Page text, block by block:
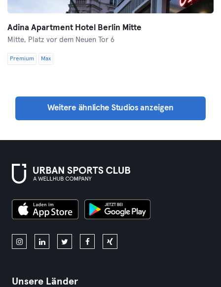
Adina Apartment Hotel Berlin Mitte
Mitte, Platz vor dem Neuen Tor 6
Premium Max
Weitere ähnliche Studios anzeigen
Unsere Länder